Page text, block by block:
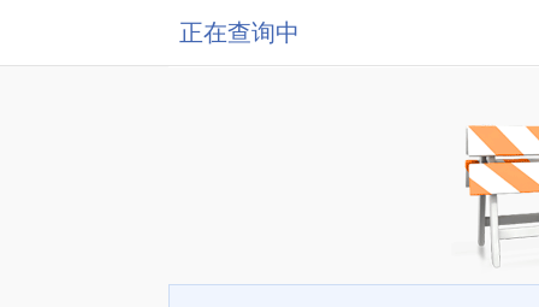
正在查询中